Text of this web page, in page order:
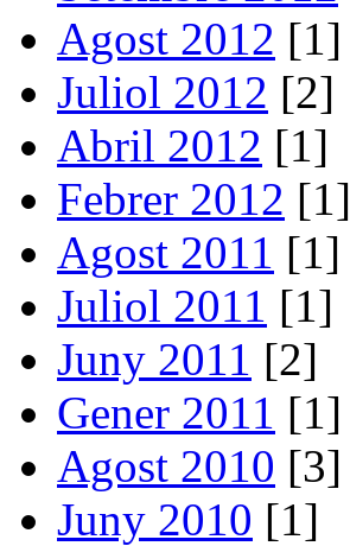
Agost 2012 [1]
Juliol 2012 [2]
Abril 2012 [1]
Febrer 2012 [1]
Agost 2011 [1]
Juliol 2011 [1]
Juny 2011 [2]
Gener 2011 [1]
Agost 2010 [3]
Juny 2010 [1]